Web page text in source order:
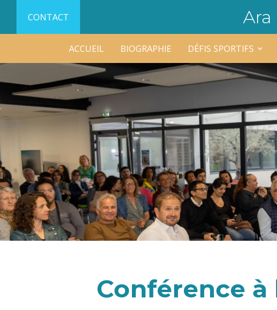
CONTACT
ACCUEIL BIOGRAPHIE DÉFIS SPORTIFS
Conférence à